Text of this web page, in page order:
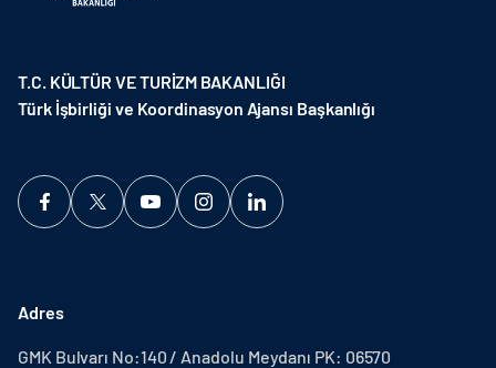
T.C. KÜLTÜR VE TURİZM BAKANLIĞI
Türk İşbirliği ve Koordinasyon Ajansı Başkanlığı
Adres
GMK Bulvarı No:140 / Anadolu Meydanı PK: 06570